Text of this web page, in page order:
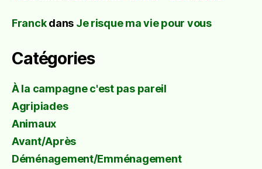
Franckdans Je risque ma vie pour vous
Catégories
À la campagne c'est pas pareil
Agripiades
Animaux
Avant/Après
Déménagement/Emménagement